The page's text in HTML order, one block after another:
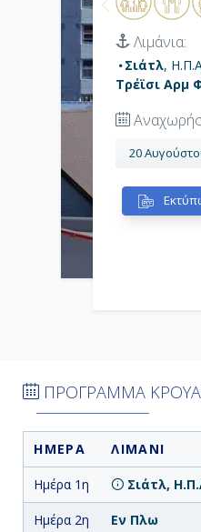
Λιμάνια:
Σιάτλ,
Τρέϊσι Αρμ
20
ΠΡΟΓΡΑΜΜΑ
ΗΜΕΡΑ ΛΙΜΑΝΙ
Ημέρα 1η Σιάτλ,
Ημέρα 2η Εν Πλω